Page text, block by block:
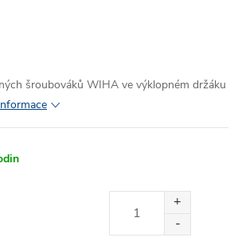
šroubováků WIHA ve výklopném držáku